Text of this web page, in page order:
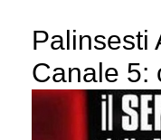
Palinsesti
Canale 5: